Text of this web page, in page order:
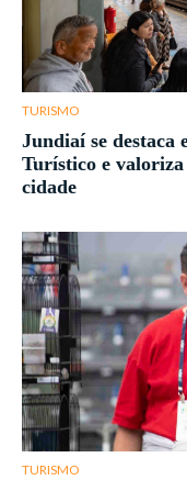
TURISMO
Jundiaí se destaca
Turístico e valoriza
cidade
TURISMO